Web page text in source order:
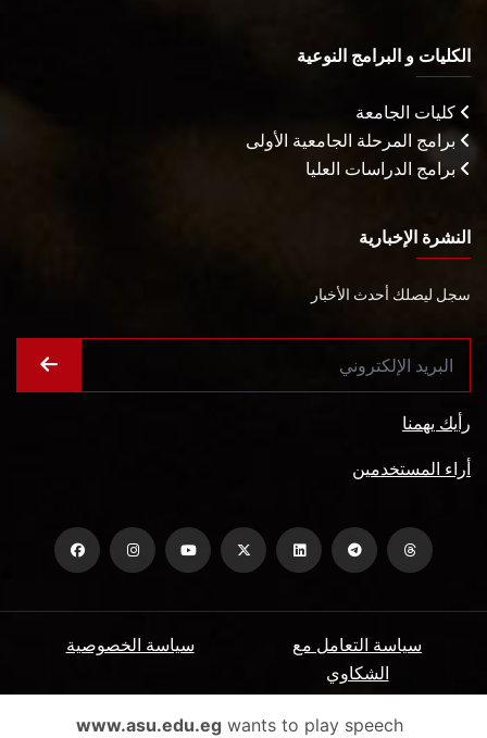
الكليات و البرامج النوعية
كليات الجامعة
برامج المرحلة الجامعية الأولى
برامج الدراسات العليا
النشرة الإخبارية
سجل ليصلك أحدث الأخبار
رأيك يهمنا
أراء المستخدمين
سياسة الخصوصية
سياسة التعامل مع
الشكاوي
الأسئلة الشائعة ميثاق المتعاملين www.asu.edu.egwants to play speech